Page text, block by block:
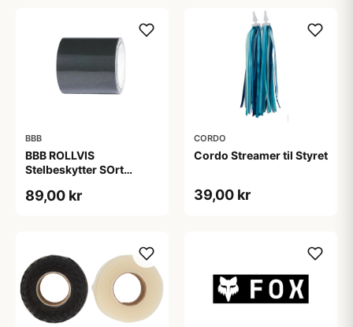
BBB
BBB ROLLVIS
Stelbeskytter SOrt
89,00 kr
CORDO
Cordo Streamer til Styret
39,00 kr